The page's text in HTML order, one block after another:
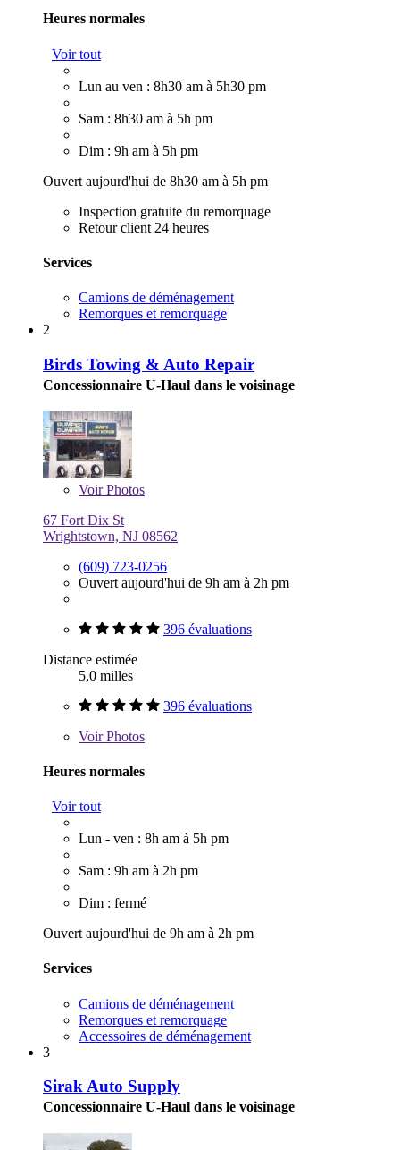
Heures normales
Voir tout
Lun au ven : 8h30 am à 5h30 pm
Sam : 8h30 am à 5h pm
Dim : 9h am à 5h pm
Ouvert aujourd'hui de 8h30 am à 5h pm
Inspection gratuite du remorquage
Retour client 24 heures
Services
Camions de déménagement
Remorques et remorquage
2
Birds Towing & Auto Repair
Concessionnaire U-Haul dans le voisinage
VoirPhotos
67 Fort Dix St
Wrightstown, NJ 08562
(609) 723-0256
Ouvert aujourd'hui de 9h am à 2h pm
396 évaluations
Distance estimée
5,0 milles
396 évaluations
VoirPhotos
Heures normales
Voir tout
Lun - ven : 8h am à 5h pm
Sam : 9h am à 2h pm
Dim : fermé
Ouvert aujourd'hui de 9h am à 2h pm
Services
Camions de déménagement
Remorques et remorquage
Accessoires de déménagement
3
Sirak Auto Supply
Concessionnaire U-Haul dans le voisinage